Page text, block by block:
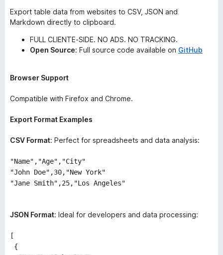
x
Export table data from websites to CSV, JSON and
Markdown directly to clipboard.
FULL CLIENTE-SIDE. NO ADS. NO TRACKING.
Open Source: Full source code available on GitHub
Browser Support
Compatible with Firefox and Chrome.
Export Format Examples
CSV Format: Perfect for spreadsheets and data analysis:
"Name","Age","City"
"John Doe",30,"New York"
"Jane Smith",25,"Los Angeles"
JSON Format: Ideal for developers and data processing:
[
{